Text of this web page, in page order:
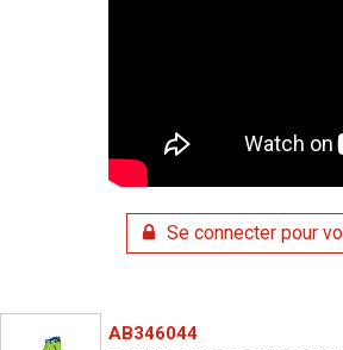
Se connecter pour
AB346044